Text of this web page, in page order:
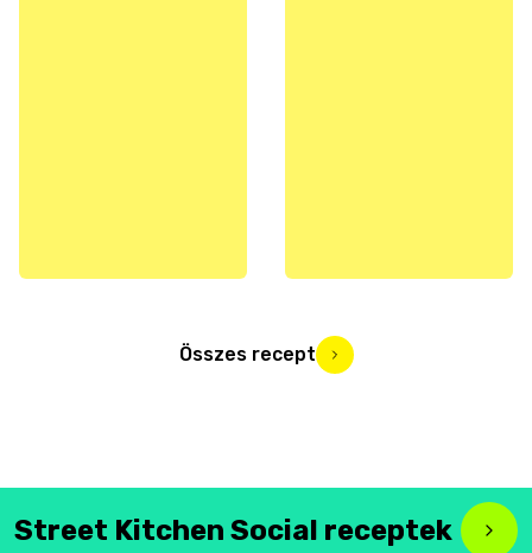
Összes recept
Street Kitchen Social receptek